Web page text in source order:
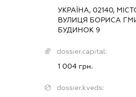
УКРАЇНА, 02140,
ВУЛИЦЯ БОРИСА
БУДИНОК 9
dossier.capital:
1 004 грн.
dossier.kveds: